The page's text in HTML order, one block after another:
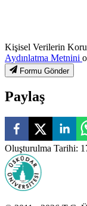
Kişisel Verilerin
Aydınlatma Metnini
Formu Gönder
Paylaş
Oluşturulma Tarihi: